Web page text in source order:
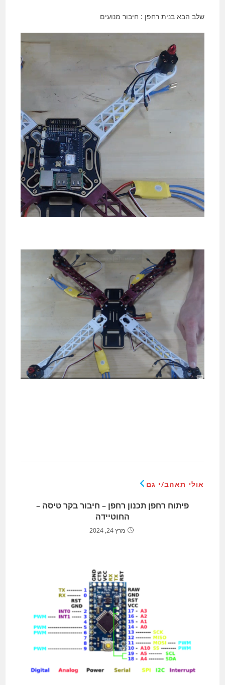
שלב הבא בנית רחפן : חיבור מנועים
אולי תאהב/י גם
פיתוח רחפן תכנון רחפן – חיבור בקר טיסה –
החוטיידה
מרץ 24, 2024